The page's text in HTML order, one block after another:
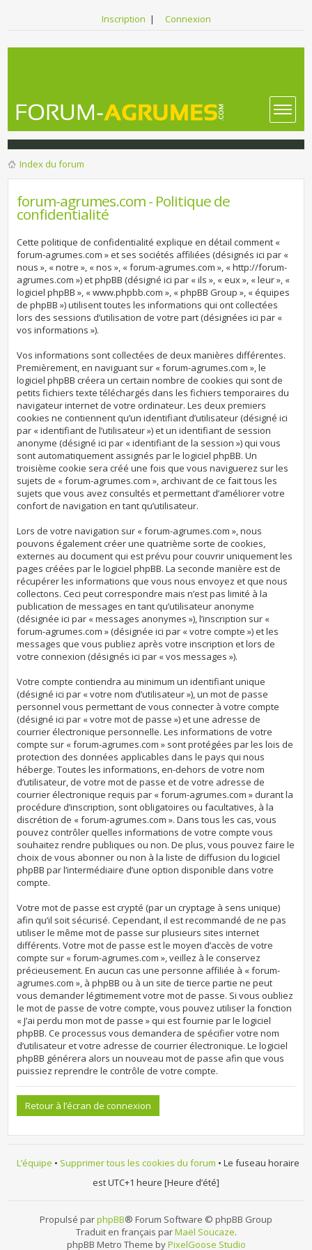
Inscription | Connexion
Index du forum
forum-agrumes.com - Politique de
confidentialité
Cette politique de confidentialité explique en détail comment «
forum-agrumes.com » et ses sociétés affiliées (désignés ici par «
nous », « notre », « nos », « forum-agrumes.com », « http://forum-
agrumes.com ») et phpBB (désigné ici par « ils », « eux », « leur », «
logiciel phpBB », « www.phpbb.com », « phpBB Group », « équipes
de phpBB ») utilisent toutes les informations qui ont collectées
lors des sessions d’utilisation de votre part (désignées ici par «
vos informations »).
Vos informations sont collectées de deux manières différentes.
Premièrement, en naviguant sur « forum-agrumes.com », le
logiciel phpBB créera un certain nombre de cookies qui sont de
petits fichiers texte téléchargés dans les fichiers temporaires du
navigateur internet de votre ordinateur. Les deux premiers
cookies ne contiennent qu’un identifiant d’utilisateur (désigné ici
par « identifiant de l’utilisateur ») et un identifiant de session
anonyme (désigné ici par « identifiant de la session ») qui vous
sont automatiquement assignés par le logiciel phpBB. Un
troisième cookie sera créé une fois que vous naviguerez sur les
sujets de « forum-agrumes.com », archivant de ce fait tous les
sujets que vous avez consultés et permettant d’améliorer votre
confort de navigation en tant qu’utilisateur.
Lors de votre navigation sur « forum-agrumes.com », nous
pouvons également créer une quatrième sorte de cookies,
externes au document qui est prévu pour couvrir uniquement les
pages créées par le logiciel phpBB. La seconde manière est de
récupérer les informations que vous nous envoyez et que nous
collectons. Ceci peut correspondre mais n’est pas limité à la
publication de messages en tant qu’utilisateur anonyme
(désignée ici par « messages anonymes »), l’inscription sur «
forum-agrumes.com » (désignée ici par « votre compte ») et les
messages que vous publiez après votre inscription et lors de
votre connexion (désignés ici par « vos messages »).
Votre compte contiendra au minimum un identifiant unique
(désigné ici par « votre nom d’utilisateur »), un mot de passe
personnel vous permettant de vous connecter à votre compte
(désigné ici par « votre mot de passe ») et une adresse de
courrier électronique personnelle. Les informations de votre
compte sur « forum-agrumes.com » sont protégées par les lois de
protection des données applicables dans le pays qui nous
héberge. Toutes les informations, en-dehors de votre nom
d’utilisateur, de votre mot de passe et de votre adresse de
courrier électronique requis par « forum-agrumes.com » durant la
procédure d’inscription, sont obligatoires ou facultatives, à la
discrétion de « forum-agrumes.com ». Dans tous les cas, vous
pouvez contrôler quelles informations de votre compte vous
souhaitez rendre publiques ou non. De plus, vous pouvez faire le
choix de vous abonner ou non à la liste de diffusion du logiciel
phpBB par l’intermédiaire d’une option disponible dans votre
compte.
Votre mot de passe est crypté (par un cryptage à sens unique)
afin qu’il soit sécurisé. Cependant, il est recommandé de ne pas
utiliser le même mot de passe sur plusieurs sites internet
différents. Votre mot de passe est le moyen d’accès de votre
compte sur « forum-agrumes.com », veillez à le conservez
précieusement. En aucun cas une personne affiliée à « forum-
agrumes.com », à phpBB ou à un site de tierce partie ne peut
vous demander légitimement votre mot de passe. Si vous oubliez
le mot de passe de votre compte, vous pouvez utiliser la fonction
« J’ai perdu mon mot de passe » qui est fournie par le logiciel
phpBB. Ce processus vous demandera de spécifier votre nom
d’utilisateur et votre adresse de courrier électronique. Le logiciel
phpBB générera alors un nouveau mot de passe afin que vous
puissiez reprendre le contrôle de votre compte.
Retour à l’écran de connexion
L’équipe • Supprimer tous les cookies du forum • Le fuseau horaire
est UTC+1 heure [Heure d’été]
Propulsé parphpBB® Forum Software © phpBB Group
Traduit en français parMaël Soucaze.
phpBB Metro Theme byPixelGoose Studio